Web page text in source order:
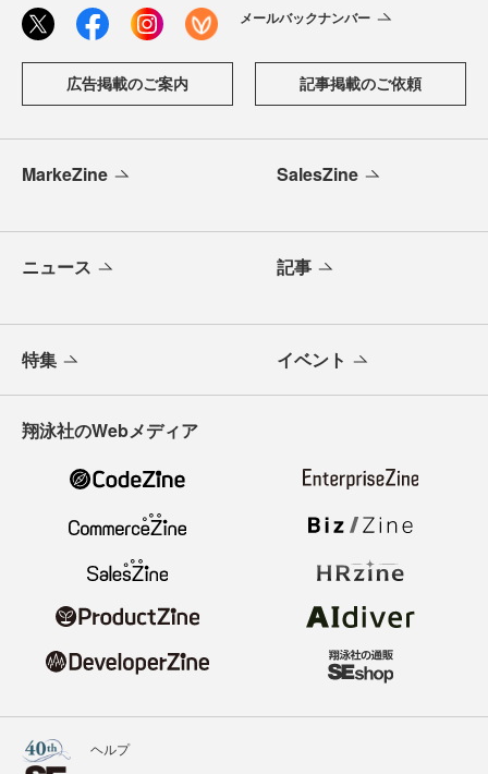
メールバックナンバー
広告掲載のご案内 記事掲載のご依頼
MarkeZine SalesZine
ニュース 記事
特集 イベント
翔泳社のWebメディア
ヘルプ